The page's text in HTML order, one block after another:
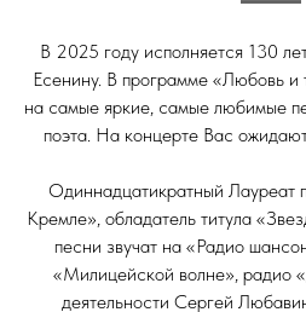
В 2025 году исполняется 130
Есенину. В программе «Любовь и
на самые яркие, самые любимые
поэта. На концерте Вас
Одиннадцатикратный
Кремле», обладатель титула
песни звучат на «Радио
«Милицейской волне», радио
деятельности Сергей